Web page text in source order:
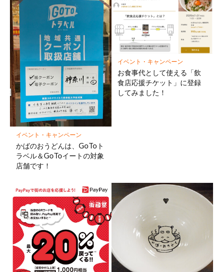
イベント・キャンペーン
かばのおうどんは、GoToト
ラベル＆GoToイートの対象
店舗です！
イベント・キャンペーン
お食事代として使える「飲
食店応援チケット」に登録
してみました！